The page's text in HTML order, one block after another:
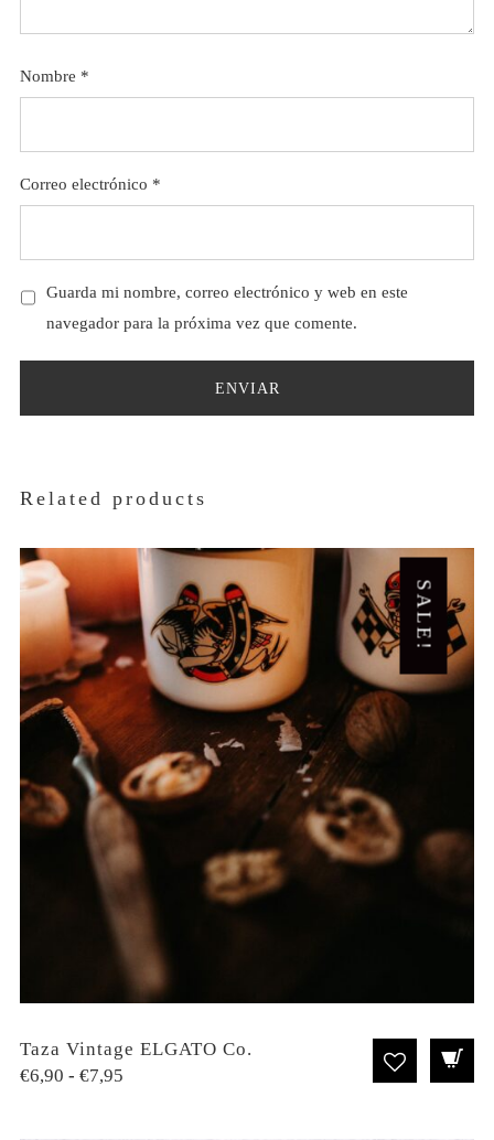
Nombre *
Correo electrónico *
Guarda mi nombre, correo electrónico y web en este
navegador para la próxima vez que comente.
Related products
SALE!
Taza Vintage ELGATO Co.
€6,90 - €7,95Rango